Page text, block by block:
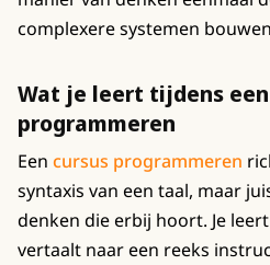
complexere systemen
Wat je leert tijdens
programmeren
Een cursus programmeren
syntaxis van een taal, maar
denken die erbij hoort. Je
vertaalt naar een reeks